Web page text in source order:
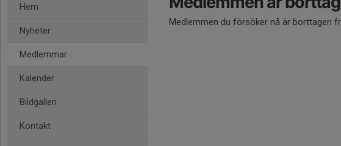
Hem
Nyheter
Medlemmar
Kalender
Bildgalleri
Kontakt
Medlemmen du försöker nå är borttagen